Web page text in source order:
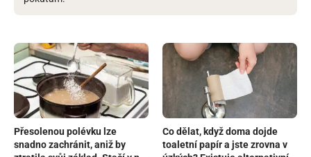
Přesolenou polévku lze
snadno zachránit, aniž by
Co dělat, když doma dojde
toaletní papír a jste zrovna v